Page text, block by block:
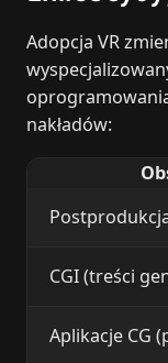
Adopcja VR
nakładów:
CGI (treści
Aplikacje CG